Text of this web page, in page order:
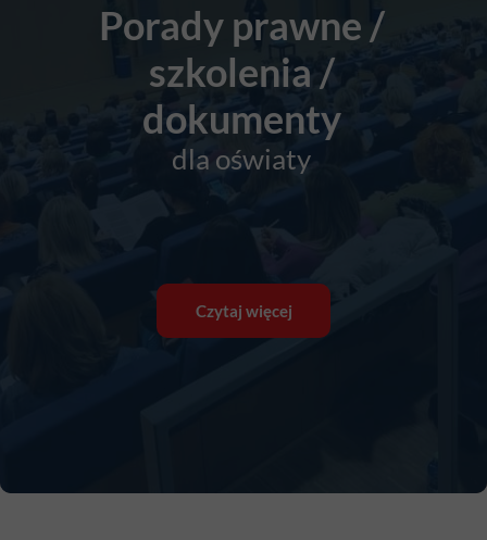
Porady prawne /
szkolenia /
dokumenty
dla oświaty
Czytaj więcej